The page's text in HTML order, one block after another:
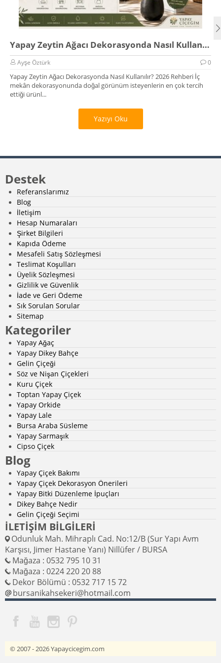
Yapay Zeytin Ağacı Dekorasyonda Nasıl Kullanılır? 2026 Rehberi
Ayşe Öztürk 0
Yapay Zeytin Ağacı Dekorasyonda Nasıl Kullanılır? 2026 Rehberi İç
mekân dekorasyonunda doğal görünüm isteyenlerin en çok tercih
ettiği ürünl...
Yazıyı Oku
Destek
Referanslarımız
Blog
İletişim
Hesap Numaraları
Şirket Bilgileri
Kapıda Ödeme
Mesafeli Satış Sözleşmesi
Teslimat Koşulları
Üyelik Sözleşmesi
Gizlilik ve Güvenlik
İade ve Geri Ödeme
Sık Sorulan Sorular
Sitemap
Kategoriler
Yapay Ağaç
Yapay Dikey Bahçe
Gelin Çiçeği
Söz ve Nişan Çiçekleri
Kuru Çiçek
Toptan Yapay Çiçek
Yapay Orkide
Yapay Lale
Bursa Araba Süsleme
Yapay Sarmaşık
Cipso Çiçek
Blog
Yapay Çiçek Bakımı
Yapay Çiçek Dekorasyon Önerileri
Yapay Bitki Düzenleme İpuçları
Dikey Bahçe Nedir
Gelin Çiçeği Seçimi
İLETİŞİM BİLGİLERİ
Odunluk Mah. Mihraplı Cad. No:12/B (Sur Yapı Avm
Karşısı, Jimer Hastane Yanı) Nillüfer / BURSA
Mağaza : 0532 795 10 31
Mağaza : 0224 220 20 88
Dekor Bölümü : 0532 717 15 72
bursanikahsekeri@hotmail.com
© 2007 - 2026Yapaycicegim.com